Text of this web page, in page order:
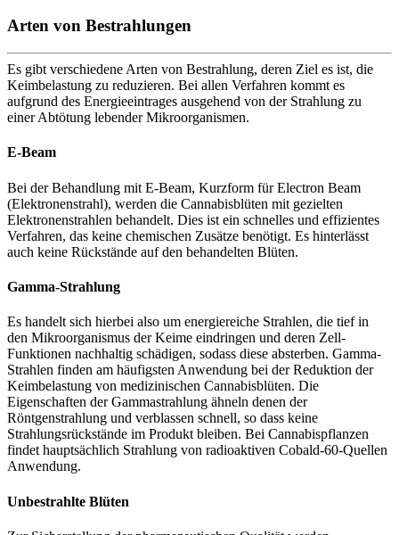
Arten von Bestrahlungen
Es gibt verschiedene Arten von Bestrahlung, deren Ziel es ist, die
Keimbelastung zu reduzieren. Bei allen Verfahren kommt es
aufgrund des Energieeintrages ausgehend von der Strahlung zu
einer Abtötung lebender Mikroorganismen.
E-Beam
Bei der Behandlung mit E-Beam, Kurzform für Electron Beam
(Elektronenstrahl), werden die Cannabisblüten mit gezielten
Elektronenstrahlen behandelt. Dies ist ein schnelles und effizientes
Verfahren, das keine chemischen Zusätze benötigt. Es hinterlässt
auch keine Rückstände auf den behandelten Blüten.
Gamma-Strahlung
Es handelt sich hierbei also um energiereiche Strahlen, die tief in
den Mikroorganismus der Keime eindringen und deren Zell-
Funktionen nachhaltig schädigen, sodass diese absterben. Gamma-
Strahlen finden am häufigsten Anwendung bei der Reduktion der
Keimbelastung von medizinischen Cannabisblüten. Die
Eigenschaften der Gammastrahlung ähneln denen der
Röntgenstrahlung und verblassen schnell, so dass keine
Strahlungsrückstände im Produkt bleiben. Bei Cannabispflanzen
findet hauptsächlich Strahlung von radioaktiven Cobald-60-Quellen
Anwendung.
Unbestrahlte Blüten